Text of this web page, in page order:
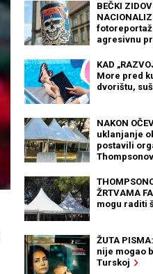
BEČKI
agresivnu
KAD
More pred
dvorištu,
NAKON
uklanjanje
postavili
ŽRTVAMA
mogu raditi
ŽUTA
nije mogao
Turskoj